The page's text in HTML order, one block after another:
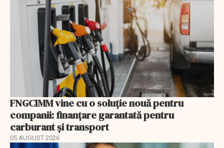
FNGCIMM vine cu o soluție nouă pentru
companii: finanțare garantată pentru
carburant și transport
05 AUGUST 2026